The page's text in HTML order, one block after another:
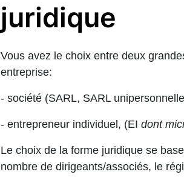
juridique
Vous avez le choix entre deux
entreprise:
- société (SARL, SARL
- entrepreneur individuel, (EI dont
Le choix de la forme juridique se
nombre de dirigeants/associés, le